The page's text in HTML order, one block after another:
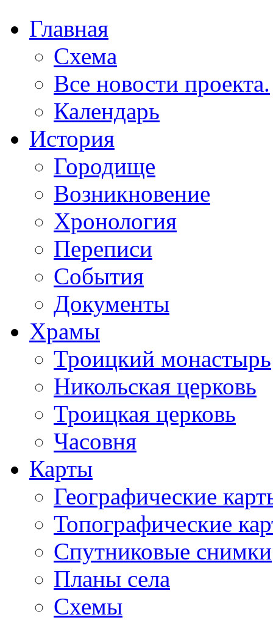
Главная
Схема
Все новости проекта.
Календарь
История
Городище
Возникновение
Хронология
Переписи
События
Документы
Храмы
Троицкий монастырь
Никольская церковь
Троицкая церковь
Часовня
Карты
Географические
Топографические
Спутниковые снимки
Планы села
Схемы